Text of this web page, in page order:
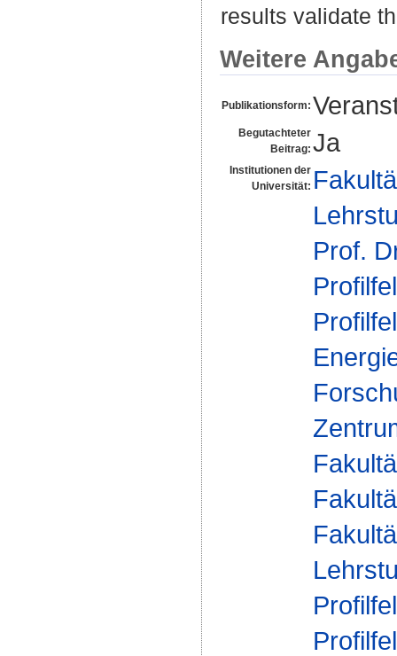
results validate
Weitere
Publikationsform:
Begutachteter
Beitrag: Ja
Institutionen der
Universität:
Prof.